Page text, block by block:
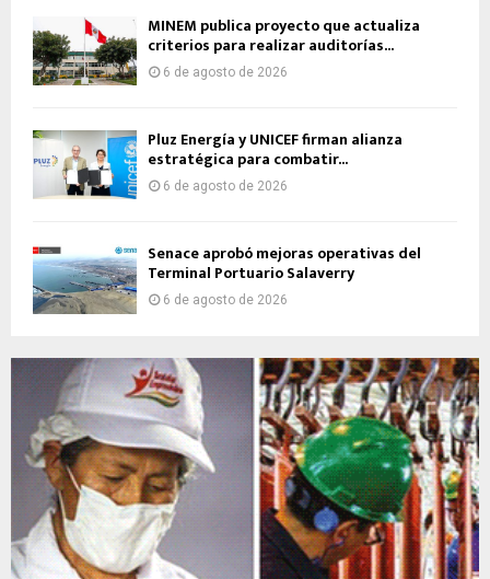
MINEM publica proyecto que actualiza
criterios para realizar auditorías...
6 de agosto de 2026
Pluz Energía y UNICEF firman alianza
estratégica para combatir...
6 de agosto de 2026
Senace aprobó mejoras operativas del
Terminal Portuario Salaverry
6 de agosto de 2026